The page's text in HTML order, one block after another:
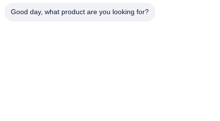
Alamat
Good day, what product are you looking for?